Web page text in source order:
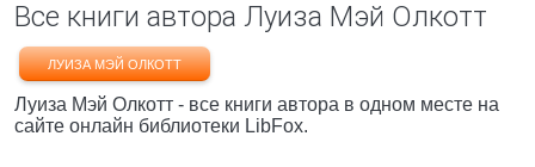
Все книги автора Луиза Мэй Олкотт
ЛУИЗА МЭЙ ОЛКОТТ
Луиза Мэй Олкотт - все книги автора в одном месте на
сайте онлайн библиотеки LibFox.